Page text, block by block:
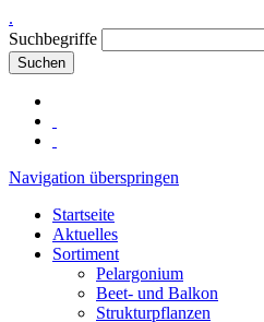
.
Suchbegriffe
Suchen
Navigation überspringen
Startseite
Aktuelles
Sortiment
Pelargonium
Beet- und Balkon
Strukturpflanzen